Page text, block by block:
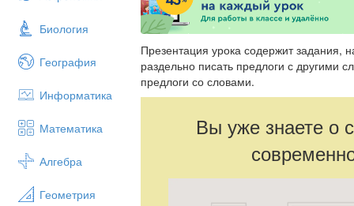
Биология
География
Информатика
Математика
Алгебра
Геометрия
Презентация урока содержит
раздельно писать предлоги с другими
предлоги со словами.
Вы уже знаете о